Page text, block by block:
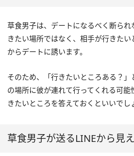
草食男子は、デートになるべく断ら
きたい場所ではなく、相手が行きた
からデートに誘います。
そのため、「行きたいところある？
の場所に彼が連れて行ってくれる可
きたいところを答えておくといいでし
草食男子が送るLINEから見